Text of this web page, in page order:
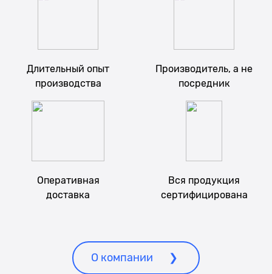
Длительный опыт
производства
Производитель, а не
посредник
Оперативная
доставка
Вся продукция
сертифицирована
О компании